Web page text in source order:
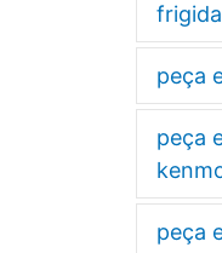
peça
peça
peça